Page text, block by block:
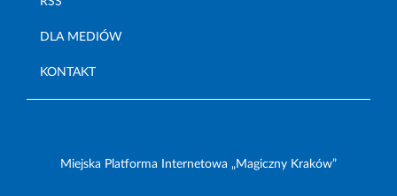
DLA MEDIÓW
KONTAKT
Miejska Platforma Internetowa „Magiczny Kraków”